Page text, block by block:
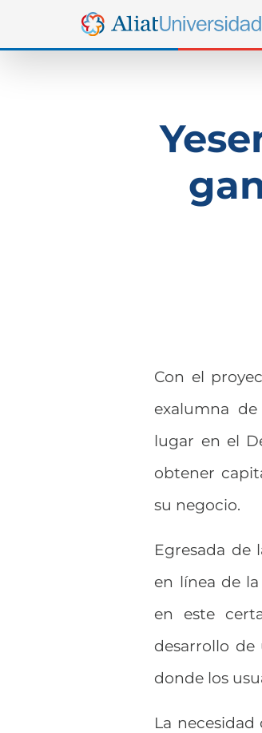
Con el
exalumna
lugar en el
obtener
su negocio.
Egresada de
en línea de
en este
desarrollo
donde los
La